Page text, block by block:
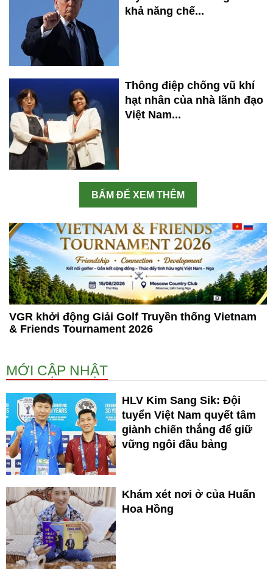
khả năng chế...
Thông điệp chống vũ khí
hạt nhân của nhà lãnh đạo
Việt Nam...
BẤM ĐỂ XEM THÊM
VGR khởi động Giải Golf Truyền thống Vietnam
& Friends Tournament 2026
MỚI CẬP NHẬT
HLV Kim Sang Sik: Đội
tuyển Việt Nam quyết tâm
giành chiến thắng để giữ
vững ngôi đầu bảng
Khám xét nơi ở của Huấn
Hoa Hồng